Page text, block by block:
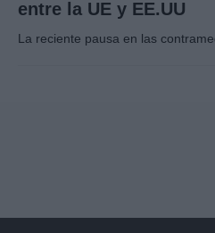
entre la UE y EE.UU
La reciente pausa en las